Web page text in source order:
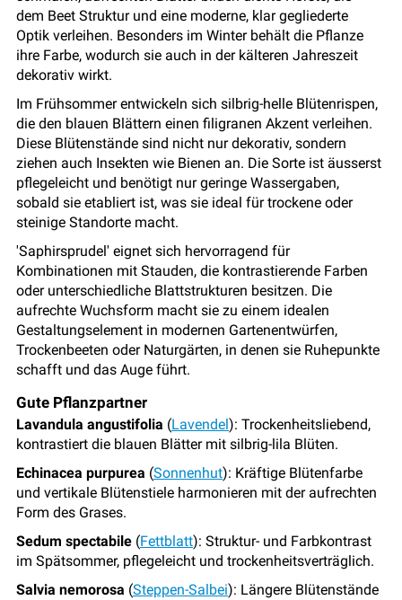
dem Beet Struktur und eine moderne, klar gegliederte
Optik verleihen. Besonders im Winter behält die Pflanze
ihre Farbe, wodurch sie auch in der kälteren Jahreszeit
dekorativ wirkt.
Im Frühsommer entwickeln sich silbrig-helle Blütenrispen,
die den blauen Blättern einen filigranen Akzent verleihen.
Diese Blütenstände sind nicht nur dekorativ, sondern
ziehen auch Insekten wie Bienen an. Die Sorte ist äusserst
pflegeleicht und benötigt nur geringe Wassergaben,
sobald sie etabliert ist, was sie ideal für trockene oder
steinige Standorte macht.
'Saphirsprudel' eignet sich hervorragend für
Kombinationen mit Stauden, die kontrastierende Farben
oder unterschiedliche Blattstrukturen besitzen. Die
aufrechte Wuchsform macht sie zu einem idealen
Gestaltungselement in modernen Gartenentwürfen,
Trockenbeeten oder Naturgärten, in denen sie Ruhepunkte
schafft und das Auge führt.
Gute Pflanzpartner
Lavandula angustifolia (Lavendel ): Trockenheitsliebend,
kontrastiert die blauen Blätter mit silbrig-lila Blüten.
Echinacea purpurea (Sonnenhut): Kräftige Blütenfarbe
und vertikale Blütenstiele harmonieren mit der aufrechten
Form des Grases.
Sedum spectabile (Fettblatt): Struktur- und Farbkontrast
im Spätsommer, pflegeleicht und trockenheitsverträglich.
Salvia nemorosa (Steppen-Salbei): Längere Blütenstände